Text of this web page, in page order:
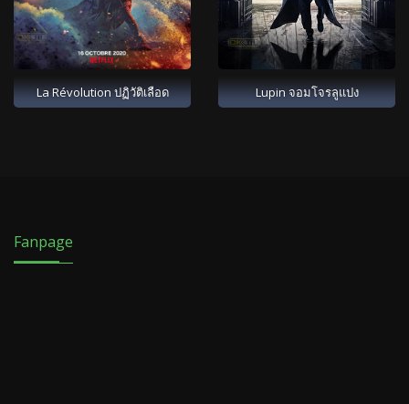
La Révolution ปฏิวัติเลือด Lupin จอมโจรลูแปง
Fanpage